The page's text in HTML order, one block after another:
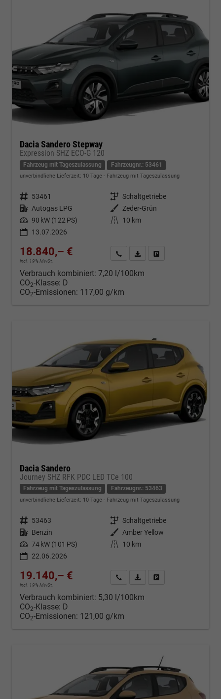
Dacia Sandero Stepway
Expression SHZ ECO-G 120
Fahrzeug mit Tageszulassung Fahrzeugnr.: 53461
unverbindliche Lieferzeit: 10 Tage Fahrzeug mit Tageszulassung
Fahrzeugnr. 53461 Getriebe Schaltgetriebe
Kraftstoff Autogas LPG Außenfarbe Zeder-Grün
Leistung 90 kW (122 PS) Kilometerstand
10 km
13.07.2026
18.840,– €
incl. 19% MwSt.
Kontakt & Angebot anfordern
PDF-Datei, Fahrzeugexposé
Verbrauch kombiniert: 7,20 l/100km
CO2-Klasse: D
CO2-Emissionen: 117,00 g/km
Dacia Sandero
Journey SHZ RFK PDC LED TCe 100
Fahrzeug mit Tageszulassung Fahrzeugnr.: 53463
unverbindliche Lieferzeit: 10 Tage Fahrzeug mit Tageszulassung
Fahrzeugnr. 53463 Getriebe Schaltgetriebe
Kraftstoff Benzin Außenfarbe Amber Yellow
Leistung 74 kW (101 PS) Kilometerstand
10 km
22.06.2026
19.140,– €
incl. 19% MwSt.
Kontakt & Angebot anfordern
PDF-Datei, Fahrzeugexposé
Verbrauch kombiniert: 5,30 l/100km
CO2-Klasse: D
CO2-Emissionen: 121,00 g/km